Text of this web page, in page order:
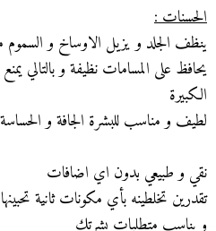
الحسنات :
ينظف الجلد و يزيل الاوساخ و
يحافظ على المسامات نظيفة و بالتالي
الكبيرة
لطيف و مناسب للبشرة الجافة و الحساسة
نقي و طبيعي بدون اي اضافات
تقدرين تخلطينه بأي مكونات ثانية